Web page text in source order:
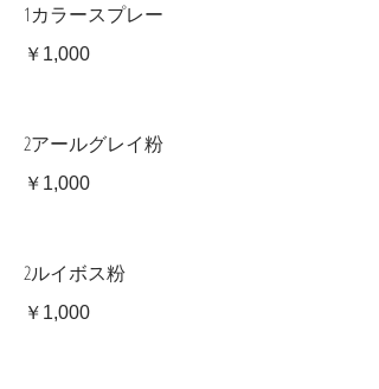
1カラースプレー
￥1,000
2アールグレイ粉
￥1,000
2ルイボス粉
￥1,000